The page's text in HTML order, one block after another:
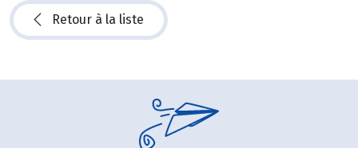
Retour à la liste